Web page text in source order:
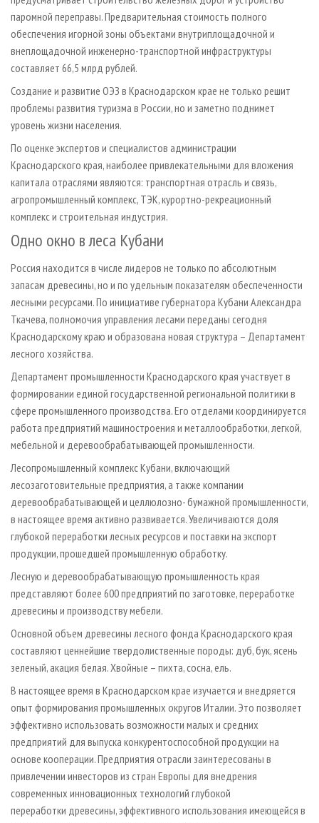
паромной переправы. Предварительная стоимость полного
обеспечения игорной зоны объектами внутриплощадочной и
внеплощадочной инженерно-транспортной инфраструктуры
составляет 66,5 млрд рублей.
Создание и развитие ОЭЗ в Краснодарском крае не только решит
проблемы развития туризма в России, но и заметно поднимет
уровень жизни населения.
По оценке экспертов и специалистов администрации
Краснодарского края, наиболее привлекательными для вложения
капитала отраслями являются: транспортная отрасль и связь,
агропромышленный комплекс, ТЭК, курортно-рекреационный
комплекс и строительная индустрия.
Одно окно в леса Кубани
Россия находится в числе лидеров не только по абсолютным
запасам древесины, но и по удельным показателям обеспеченности
лесными ресурсами. По инициативе губернатора Кубани Александра
Ткачева, полномочия управления лесами переданы сегодня
Краснодарскому краю и образована новая структура – Департамент
лесного хозяйства.
Департамент промышленности Краснодарского края участвует в
формировании единой государственной региональной политики в
сфере промышленного производства. Его отделами координируется
работа предприятий машиностроения и металлообработки, легкой,
мебельной и деревообрабатывающей промышленности.
Лесопромышленный комплекс Кубани, включающий
лесозаготовительные предприятия, а также компании
деревообрабатывающей и целлюлозно- бумажной промышленности,
в настоящее время активно развивается. Увеличиваются доля
глубокой переработки лесных ресурсов и поставки на экспорт
продукции, прошедшей промышленную обработку.
Лесную и деревообрабатывающую промышленность края
представляют более 600 предприятий по заготовке, переработке
древесины и производству мебели.
Основной объем древесины лесного фонда Краснодарского края
составляют ценнейшие твердолиственные породы: дуб, бук, ясень
зеленый, акация белая. Хвойные – пихта, сосна, ель.
В настоящее время в Краснодарском крае изучается и внедряется
опыт формирования промышленных округов Италии. Это позволяет
эффективно использовать возможности малых и средних
предприятий для выпуска конкурентоспособной продукции на
основе кооперации. Предприятия отрасли заинтересованы в
привлечении инвесторов из стран Европы для внедрения
современных инновационных технологий глубокой
переработки древесины, эффективного использования имеющейся в